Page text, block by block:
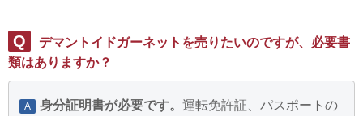
Q
デマントイドガーネットを売りたいのですが、必要書
類はありますか？
A 身分証明書が必要です。 運転免許証、パスポートの